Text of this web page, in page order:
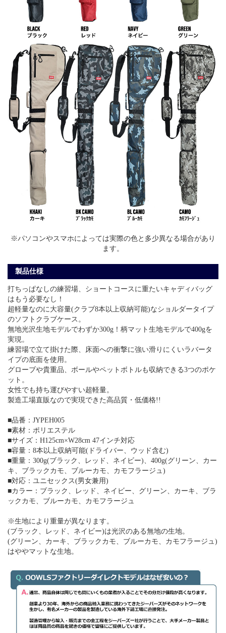
※パソコンやスマホによっては実際の色と多少異なる場合があり
ます。
製品仕様
打ちっぱなしの練習場、ショートコースに重たいキャディバッグ
はもう必要なし！
超軽量なのに大容量(クラブ8本以上収納可能)なショルダータイプ
のソフトクラブケース。
無地光沢生地モデルでわずか300g！柄マット生地モデルで400gを
実現。
練習場で立て掛けた際、床面への衝撃に強い滑りにくいラバータ
イプの底面を使用。
グローブや貴重品、ボールやペットボトルも収納できる3つのポケ
ット。
女性でも持ち運びやすい超軽量。
製造工場直販なので実現できた高品質・低価格!!
■品番：JYPEH005
■素材：ポリエステル
■サイズ：H125cm×W28cm 47インチ対応
■容量：8本以上収納可能(ドライバー、ウッド含む)
■重量：300g(ブラック、レッド、ネイビー)、400g(グリーン、カー
キ、ブラックカモ、ブルーカモ、カモフラージュ)
■対応：ユニセックス(男女兼用)
■カラー：ブラック、レッド、ネイビー、グリーン、カーキ、ブラ
ックカモ、ブルーカモ、カモフラージュ
※生地により重量が異なります。
(ブラック、レッド、ネイビー)は光沢のある無地の生地。
(グリーン、カーキ、ブラックカモ、ブルーカモ、カモフラージュ)
はややマットな生地。